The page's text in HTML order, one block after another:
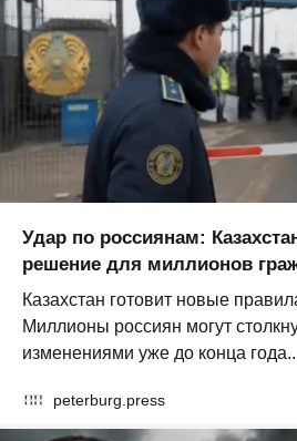
Удар по россиянам:
решение для миллионов
Казахстан готовит новые
Миллионы россиян могут
изменениями уже до конца
peterburg.press